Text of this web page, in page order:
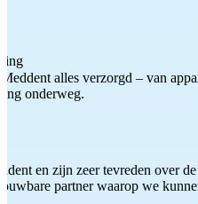
alles verzorgd – van
onderweg.
en zijn zeer tevreden over
partner waarop we